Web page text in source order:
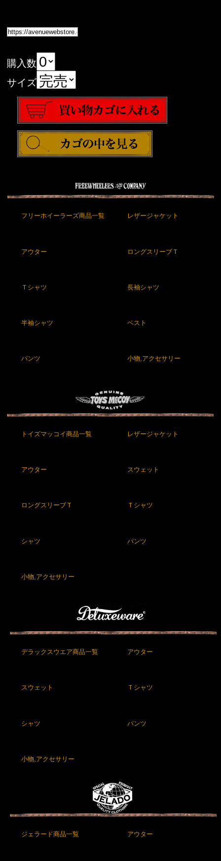
購入数
サイズ
フリーホイーラーズ商品一覧 レザージャケット
アウター ロングスリーブＴ
Ｔシャツ 長袖シャツ
半袖シャツ ベスト
パンツ 小物,アクセサリー
トイズマッコイ商品一覧 レザージャケット
アウター スウェット
ロングスリーブＴ Ｔシャツ
シャツ パンツ
小物,アクセサリー
デラックスウエア商品一覧 アウター
スウェット Ｔシャツ
シャツ パンツ
小物,アクセサリー
ジェラード商品一覧 アウター